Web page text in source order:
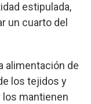
estipulada,
un cuarto del
alimentación de
los tejidos y
los mantienen